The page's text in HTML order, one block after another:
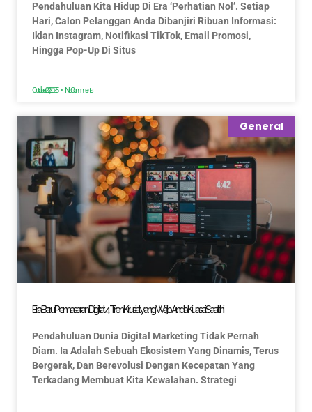
Pendahuluan Kita Hidup Di Era ‘Perhatian Nol’. Setiap
Hari, Calon Pelanggan Anda Dibanjiri Ribuan Informasi:
Iklan Instagram, Notifikasi TikTok, Email Promosi,
Hingga Pop-Up Di Situs
October 22, 2025 No Comments
General
Era Baru Pemasaran Digital: 4 Tren Krusial yang Wajib Anda Kuasai Saat Ini
Pendahuluan Dunia Digital Marketing Tidak Pernah
Diam. Ia Adalah Sebuah Ekosistem Yang Dinamis, Terus
Bergerak, Dan Berevolusi Dengan Kecepatan Yang
Terkadang Membuat Kita Kewalahan. Strategi